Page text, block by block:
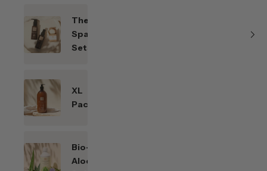
Themen-
Spar-
Sets
XL
Packungen
Bio-
Aloe